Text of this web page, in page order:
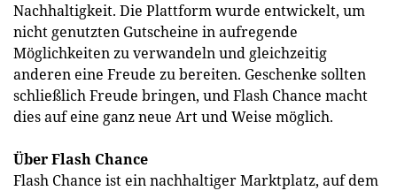
Nachhaltigkeit. Die Plattform wurde entwickelt, um
nicht genutzten Gutscheine in aufregende
Möglichkeiten zu verwandeln und gleichzeitig
anderen eine Freude zu bereiten. Geschenke sollten
schließlich Freude bringen, und Flash Chance macht
dies auf eine ganz neue Art und Weise möglich.
Über Flash Chance
Flash Chance ist ein nachhaltiger Marktplatz, auf dem